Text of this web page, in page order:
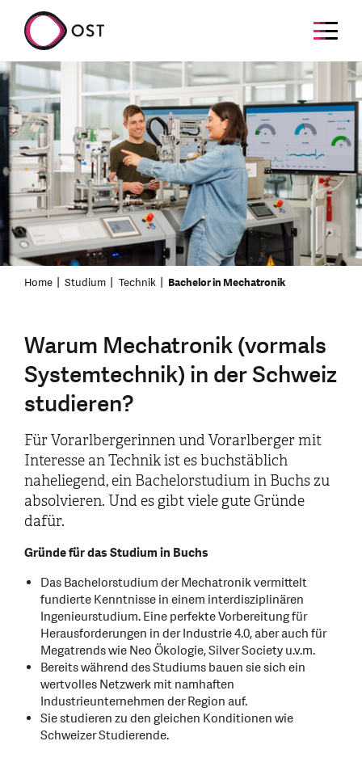
Home Studium Technik Bachelor in Mechatronik
Warum Mechatronik (vormals
Systemtechnik) in der Schweiz
studieren?
Für Vorarlbergerinnen und Vorarlberger mit
Interesse an Technik ist es buchstäblich
naheliegend, ein Bachelorstudium in Buchs zu
absolvieren. Und es gibt viele gute Gründe
dafür.
Gründe für das Studium in Buchs
Das Bachelorstudium der Mechatronik vermittelt
fundierte Kenntnisse in einem interdisziplinären
Ingenieurstudium. Eine perfekte Vorbereitung für
Herausforderungen in der Industrie 4.0, aber auch für
Megatrends wie Neo Ökologie, Silver Society u.v.m.
Bereits während des Studiums bauen sie sich ein
wertvolles Netzwerk mit namhaften
Industrieunternehmen der Region auf.
Sie studieren zu den gleichen Konditionen wie
Schweizer Studierende.